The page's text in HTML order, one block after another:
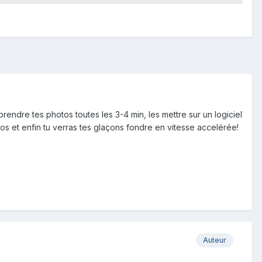
tes photos toutes les 3-4 min, les mettre sur un logiciel
et enfin tu verras tes glaçons fondre en vitesse accelérée!
Auteur